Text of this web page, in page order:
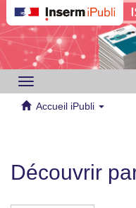
Toggle
navigation
Accueil iPubli
Découvrir